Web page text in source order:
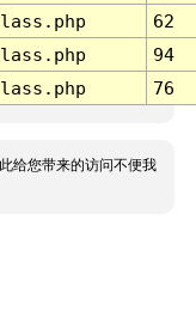
62
94
76
给您带来的访问不便我